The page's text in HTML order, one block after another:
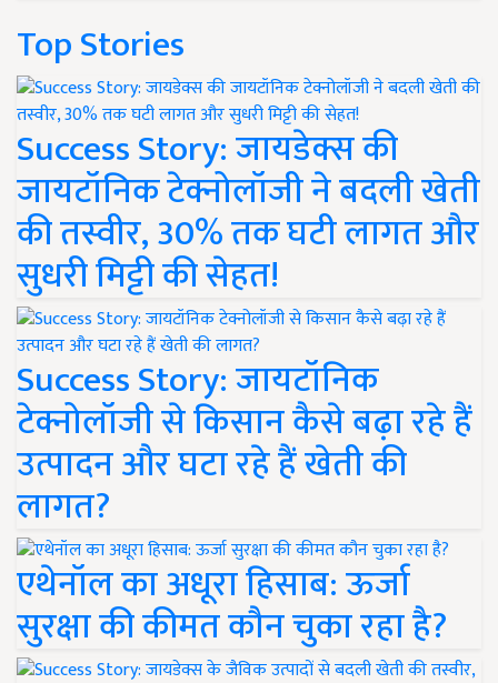
Top Stories
Success Story: जायडेक्स की
जायटॉनिक टेक्नोलॉजी ने बदली खेती
की तस्वीर, 30% तक घटी लागत और
सुधरी मिट्टी की सेहत!
Success Story: जायटॉनिक
टेक्नोलॉजी से किसान कैसे बढ़ा रहे हैं
उत्पादन और घटा रहे हैं खेती की
लागत?
एथेनॉल का अधूरा हिसाब: ऊर्जा
सुरक्षा की कीमत कौन चुका रहा है?